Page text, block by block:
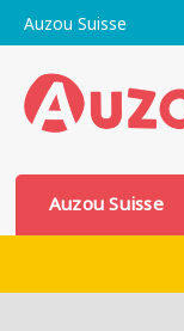
Auzou Suisse
Auzou Suisse